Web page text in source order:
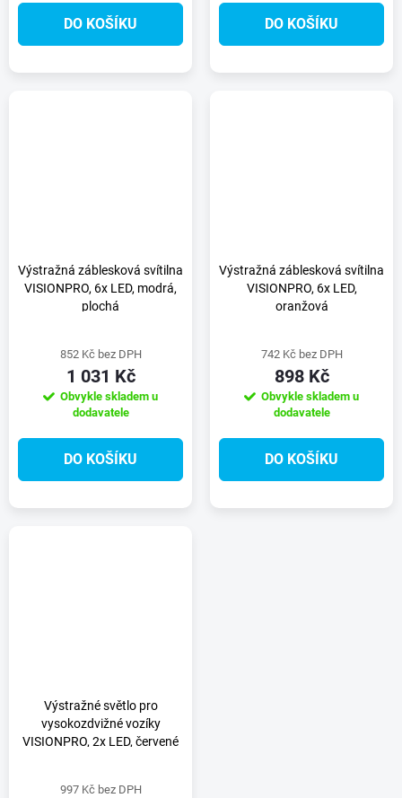
DO KOŠÍKU DO KOŠÍKU
Výstražná záblesková svítilna
VISIONPRO, 6x LED, modrá,
plochá
852 Kč bez DPH
1 031 Kč
Obvykle skladem u
dodavatele
DO KOŠÍKU
Výstražná záblesková svítilna
VISIONPRO, 6x LED,
oranžová
742 Kč bez DPH
898 Kč
Obvykle skladem u
dodavatele
DO KOŠÍKU
Výstražné světlo pro
vysokozdvižné vozíky
VISIONPRO, 2x LED, červené
997 Kč bez DPH